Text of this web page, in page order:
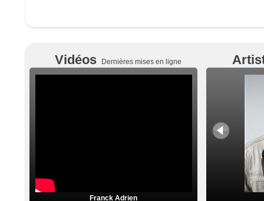
Vidéos Dernières mises en ligne
Franck Adrien